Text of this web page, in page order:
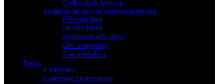
Gullberg & Jansson
Kemiska medel för vattenbehandling
pH-reglering
Desinfektion
Flockning och alger
Div. rengöring
Spa produkter
Bastu
Elektriska
Elektriske professionel